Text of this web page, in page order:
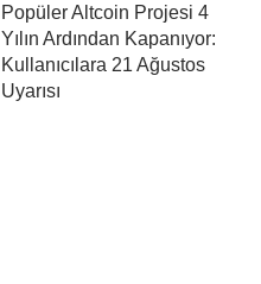
Popüler Altcoin Projesi 4
Yılın Ardından Kapanıyor:
Kullanıcılara 21 Ağustos
Uyarısı